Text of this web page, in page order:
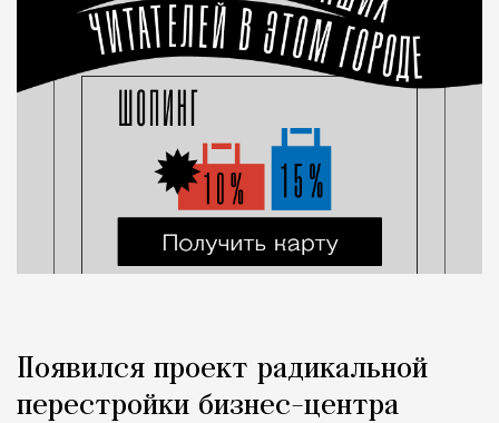
Появился проект радикальной
перестройки бизнес-центра